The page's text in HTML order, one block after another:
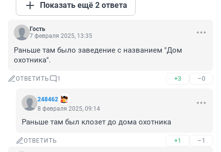
Показать ещё 2 ответа
Гость
7 февраля 2025, 13:35
Раньше там было заведение с названием "Дом
охотника".
ОТВЕТИТЬ 1 +3 –0
248462
8 февраля 2025, 09:14
Раньше там был клозет до дома охотника
ОТВЕТИТЬ +1 –1